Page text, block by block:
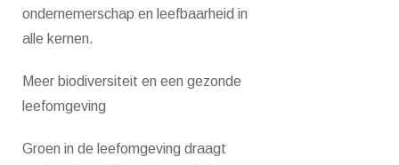
ondernemerschap en leefbaarheid in
alle kernen.
Meer biodiversiteit en een gezonde
leefomgeving
Groen in de leefomgeving draagt